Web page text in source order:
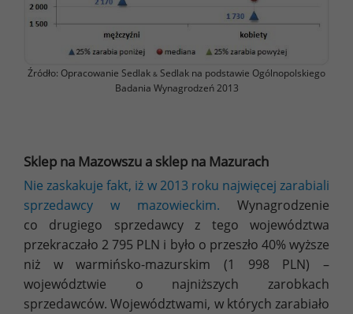
Źródło: Opracowanie Sedlak & Sedlak na podstawie Ogólnopolskiego
Badania Wynagrodzeń 2013
Sklep na Mazowszu a sklep na Mazurach
Nie zaskakuje fakt, iż w 2013 roku najwięcej zarabiali
sprzedawcy w mazowieckim. Wynagrodzenie
co drugiego sprzedawcy z tego województwa
przekraczało 2 795 PLN i było o przeszło 40% wyższe
niż w warmińsko-mazurskim (1 998 PLN) –
województwie o najniższych zarobkach
sprzedawców. Województwami, w których zarabiało